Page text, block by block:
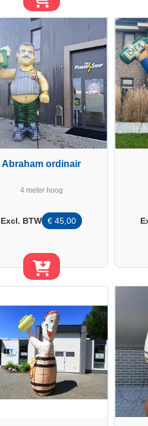
Abraham ordinair
4 meter hoog
€ 45,00
Excl. BTW